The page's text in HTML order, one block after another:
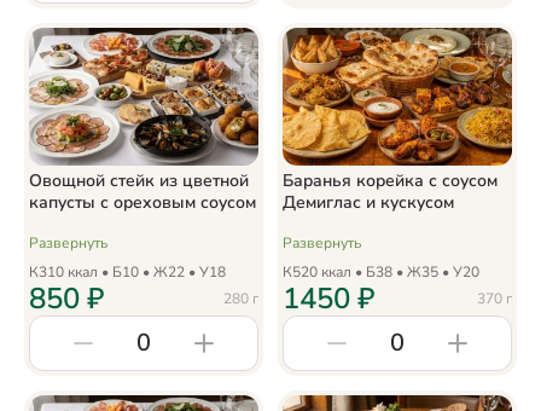
Овощной стейк из цветной
капусты с ореховым соусом
Развернуть
К310 ккал • Б10 • Ж22 • У18
280 г
850₽
0
Баранья корейка с соусом
Демиглас и кускусом
Развернуть
К520 ккал • Б38 • Ж35 • У20
370 г
1450₽
0